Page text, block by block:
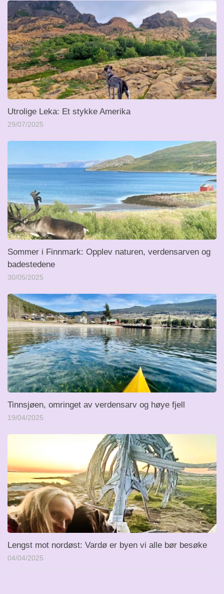
Utrolige Leka: Et stykke Amerika
29/07/2025
Sommer i Finnmark: Opplev naturen, verdensarven og
badestedene
30/05/2025
Tinnsjøen, omringet av verdensarv og høye fjell
19/04/2025
Lengst mot nordøst: Vardø er byen vi alle bør besøke
04/04/2025